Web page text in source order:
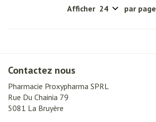
Afficher par page
Contactez nous
Pharmacie Proxypharma SPRL
Rue Du Chainia 79
5081 La Bruyère